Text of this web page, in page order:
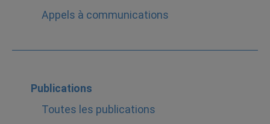
Appels à communications
Publications
Toutes les publications